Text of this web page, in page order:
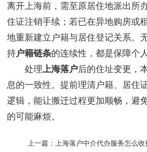
离开上海前，需至原居住地派出所
住证注销手续；若已在异地购房或
地重新建立户籍与居住登记关系。
持户籍链条的连续性，都是保障个
处理上海落户后的住址变更，
息的一致性。提前理清户籍、居住
逻辑，能让搬迁过程更加顺畅，避
的可能麻烦。
上一篇：
上海落户中介代办服务怎么